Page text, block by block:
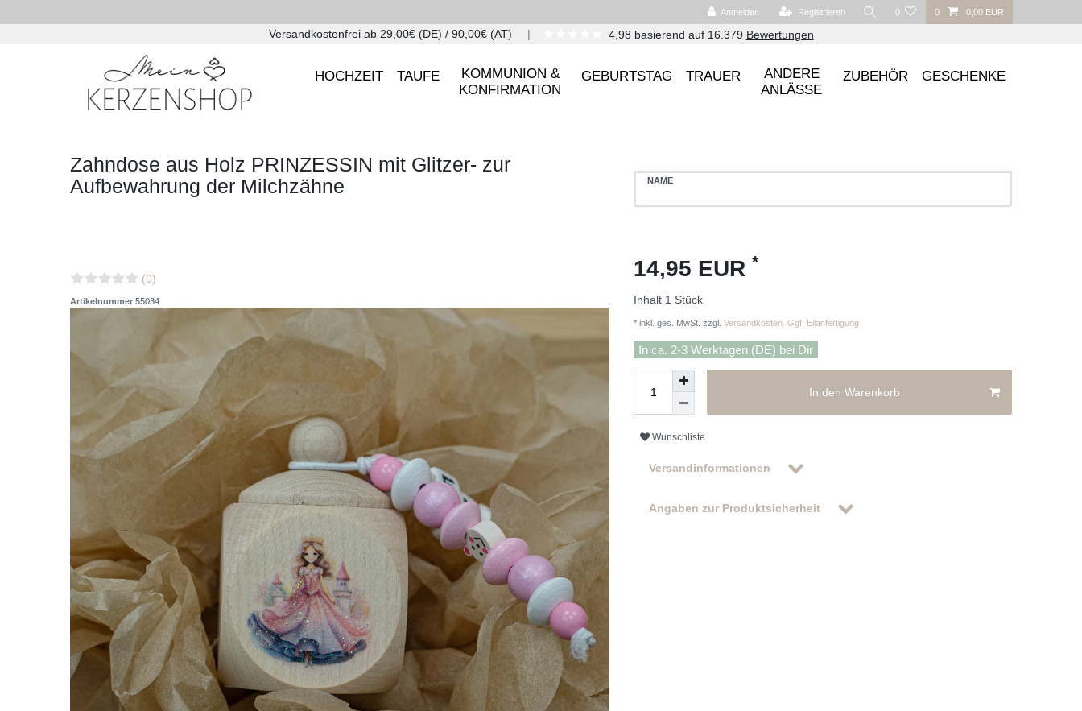
Anmelden Registrieren 0 0 0,00 EUR
Versandkostenfrei ab 29,00€ (DE) / 90,00€ (AT) 4,98 basierend auf 16.379 Bewertungen
HOCHZEIT TAUFE
KOMMUNION &
KONFIRMATION
GEBURTSTAG TRAUER
ANDERE
ANLÄSSE
ZUBEHÖR GESCHENKE
Zahndose aus Holz PRINZESSIN mit Glitzer- zur
Aufbewahrung der Milchzähne
(0)
Artikelnummer 55034
NAME
14,95 EUR *
Inhalt 1 Stück
* inkl. ges. MwSt. zzgl. Versandkosten. Ggf. Eilanfertigung
In ca. 2-3 Werktagen (DE) bei Dir
In den Warenkorb
Wunschliste
Versandinformationen
Angaben zur Produktsicherheit